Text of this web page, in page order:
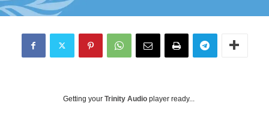
Getting your Trinity Audio player ready...